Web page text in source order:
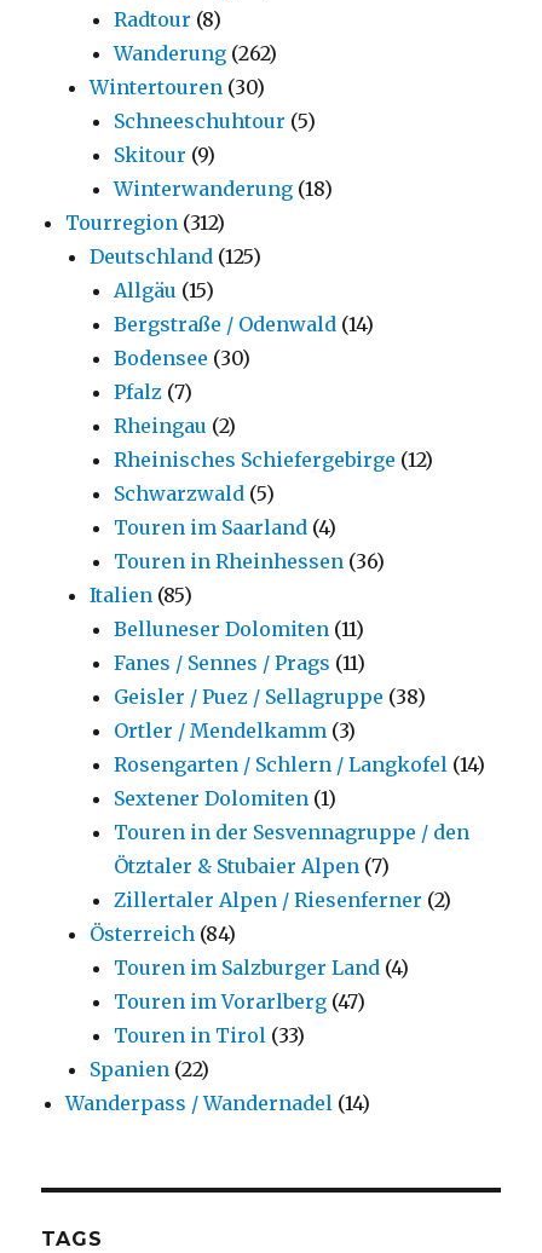
Radtour (8)
Wanderung (262)
Wintertouren (30)
Schneeschuhtour (5)
Skitour (9)
Winterwanderung (18)
Tourregion (312)
Deutschland (125)
Allgäu (15)
Bergstraße / Odenwald (14)
Bodensee (30)
Pfalz (7)
Rheingau (2)
Rheinisches Schiefergebirge (12)
Schwarzwald (5)
Touren im Saarland (4)
Touren in Rheinhessen (36)
Italien (85)
Belluneser Dolomiten (11)
Fanes / Sennes / Prags (11)
Geisler / Puez / Sellagruppe (38)
Ortler / Mendelkamm (3)
Rosengarten / Schlern / Langkofel (14)
Sextener Dolomiten (1)
Touren in der Sesvennagruppe / den
Ötztaler & Stubaier Alpen (7)
Zillertaler Alpen / Riesenferner (2)
Österreich (84)
Touren im Salzburger Land (4)
Touren im Vorarlberg (47)
Touren in Tirol (33)
Spanien (22)
Wanderpass / Wandernadel (14)
TAGS